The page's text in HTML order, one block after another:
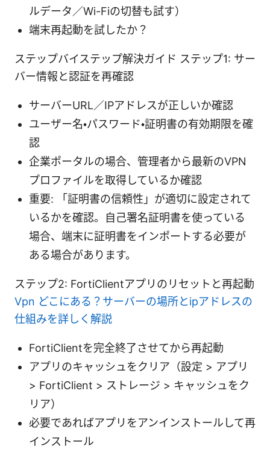
ルデータ／Wi-Fiの切替も試す）
端末再起動を試したか？
ステップバイステップ解決ガイド ステップ1: サー
バー情報と認証を再確認
サーバーURL／IPアドレスが正しいか確認
ユーザー名・パスワード・証明書の有効期限を確
認
企業ポータルの場合、管理者から最新のVPN
プロファイルを取得しているか確認
重要: 「証明書の信頼性」が適切に設定されて
いるかを確認。自己署名証明書を使っている
場合、端末に証明書をインポートする必要が
ある場合があります。
ステップ2: FortiClientアプリのリセットと再起動
Vpn どこにある？サーバーの場所とipアドレスの
仕組みを詳しく解説
FortiClientを完全終了させてから再起動
アプリのキャッシュをクリア（設定 > アプリ
> FortiClient > ストレージ > キャッシュをク
リア）
必要であればアプリをアンインストールして再
インストール